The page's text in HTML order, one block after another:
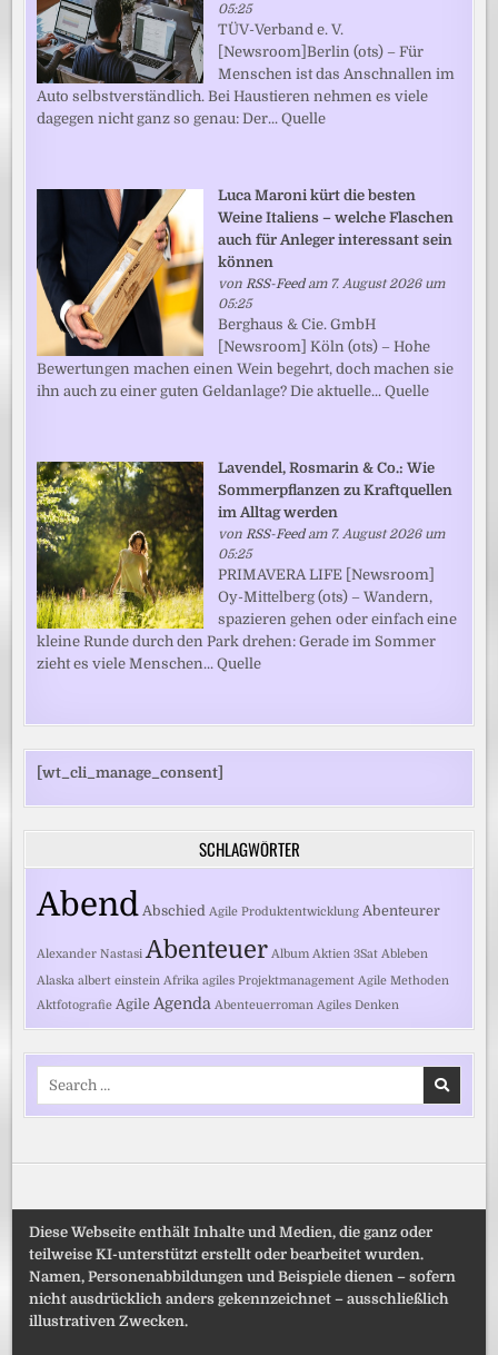
05:25
TÜV-Verband e. V.
[Newsroom]Berlin (ots) – Für
Menschen ist das Anschnallen im
Auto selbstverständlich. Bei Haustieren nehmen es viele
dagegen nicht ganz so genau: Der... Quelle
Luca Maroni kürt die besten
Weine Italiens – welche Flaschen
auch für Anleger interessant sein
können
von RSS-Feedam 7. August 2026 um
05:25
Berghaus & Cie. GmbH
[Newsroom] Köln (ots) – Hohe
Bewertungen machen einen Wein begehrt, doch machen sie
ihn auch zu einer guten Geldanlage? Die aktuelle... Quelle
Lavendel, Rosmarin & Co.: Wie
Sommerpflanzen zu Kraftquellen
im Alltag werden
von RSS-Feedam 7. August 2026 um
05:25
PRIMAVERA LIFE [Newsroom]
Oy-Mittelberg (ots) – Wandern,
spazieren gehen oder einfach eine
kleine Runde durch den Park drehen: Gerade im Sommer
zieht es viele Menschen... Quelle
[wt_cli_manage_consent]
SCHLAGWÖRTER
Abend Abschied Agile Produktentwicklung Abenteurer
Alexander Nastasi Abenteuer Album Aktien 3Sat Ableben
Alaska albert einstein Afrika agiles Projektmanagement Agile Methoden
Aktfotografie Agile Agenda Abenteuerroman Agiles Denken
Diese Webseite enthält Inhalte und Medien, die ganz oder
teilweise KI-unterstützt erstellt oder bearbeitet wurden.
Namen, Personenabbildungen und Beispiele dienen – sofern
nicht ausdrücklich anders gekennzeichnet – ausschließlich
illustrativen Zwecken.